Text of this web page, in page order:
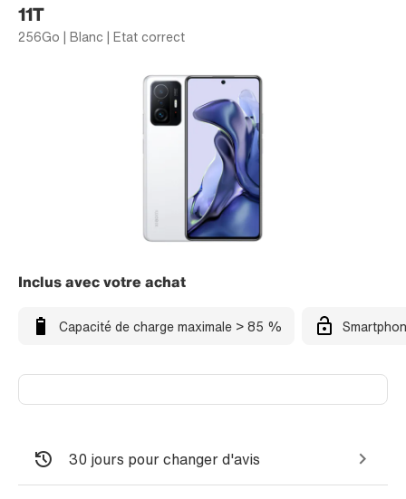
11T
256Go | Blanc | Etat correct
Inclus avec votre achat
Capacité de charge maximale > 85 %
30 jours pour changer d'avis